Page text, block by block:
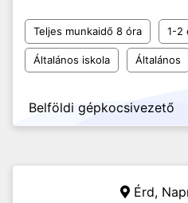
Teljes munkaidő 8 óra 1-2
Általános iskola Általános
Belföldi gépkocsivezető
Érd,